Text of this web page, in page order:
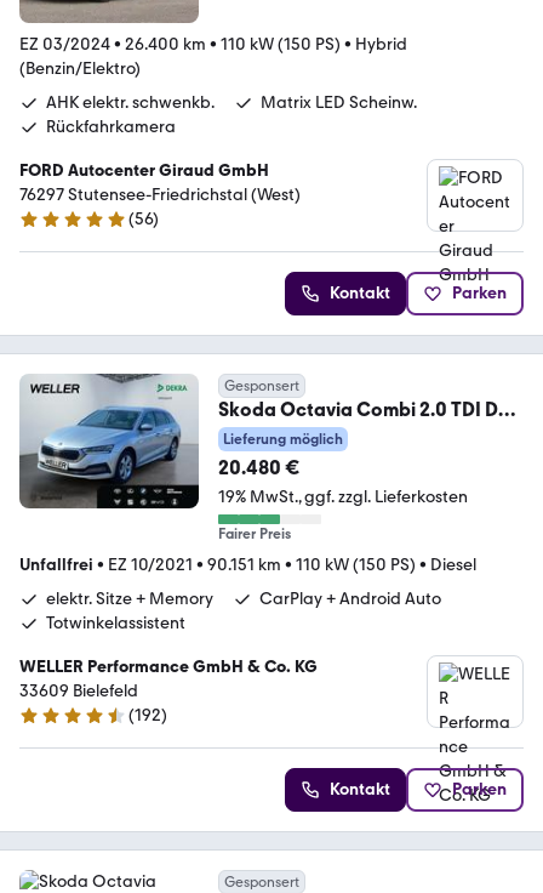
EZ 03/2024• 26.400 km • 110 kW (150 PS) • Hybrid
(Benzin/Elektro)
AHK elektr. schwenkb.
Matrix LED Scheinw.
Rückfahrkamera
FORD Autocenter Giraud GmbH
76297 Stutensee-Friedrichstal (West)
5 Sterne
(56)
Kontakt Parken
Gesponsert
Skoda Octavia Combi 2.0 TDI DSG
Style *LED*4xSHZ*Navi*
Lieferung möglich
20.480 €
19% MwSt. ggf. zzgl. Lieferkosten
Fairer Preis
Unfallfrei • EZ 10/2021 • 90.151 km • 110 kW (150 PS) • Diesel
elektr. Sitze + Memory
CarPlay + Android Auto
Totwinkelassistent
WELLER Performance GmbH & Co. KG
33609 Bielefeld
4.4 Sterne
(192)
Kontakt Parken
Gesponsert